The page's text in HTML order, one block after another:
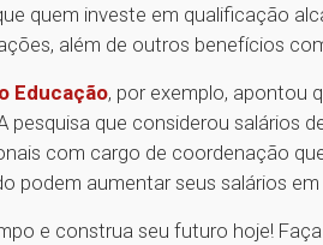
quem investe em qualificação
além de outros benefícios
Educação, por exemplo, apontou
pesquisa que considerou salários
com cargo de coordenação
podem aumentar seus salários em
e construa seu futuro hoje!